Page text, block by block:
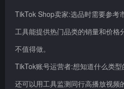
TikTok Shop卖家:选品时需要参考
工具能提供热门品类的销量和价格
不值得做。
TikTok账号运营者:想知道什么类
还可以用工具监测同行高播放视频